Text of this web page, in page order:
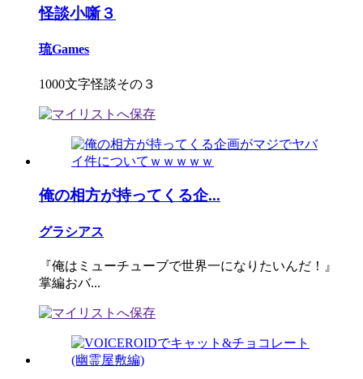
怪談小噺３
琉Games
1000文字怪談その３
俺の相方が持ってくる企...
グラシアス
『俺はミューチューブで世界一になりたいんだ！』
掌編おバ...